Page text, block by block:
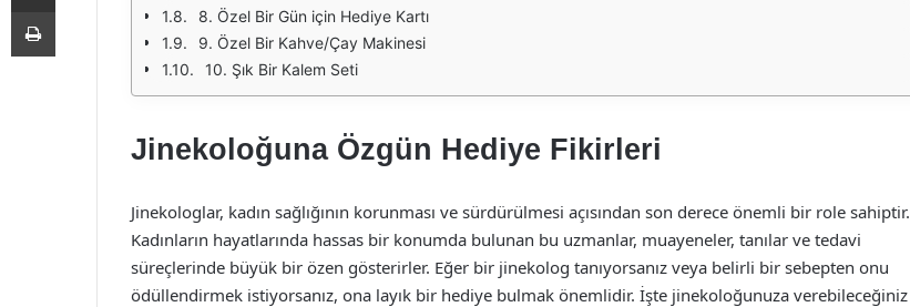
8. Özel Bir Gün için Hediye Kartı
9. Özel Bir Kahve/Çay Makinesi
10. Şık Bir Kalem Seti
Jinekoloğuna Özgün Hediye Fikirleri
Jinekologlar, kadın sağlığının korunması ve sürdürülmesi açısından son derece önemli bir role sahiptir.
Kadınların hayatlarında hassas bir konumda bulunan bu uzmanlar, muayeneler, tanılar ve tedavi
süreçlerinde büyük bir özen gösterirler. Eğer bir jinekolog tanıyorsanız veya belirli bir sebepten onu
ödüllendirmek istiyorsanız, ona layık bir hediye bulmak önemlidir. İşte jinekoloğunuza verebileceğiniz